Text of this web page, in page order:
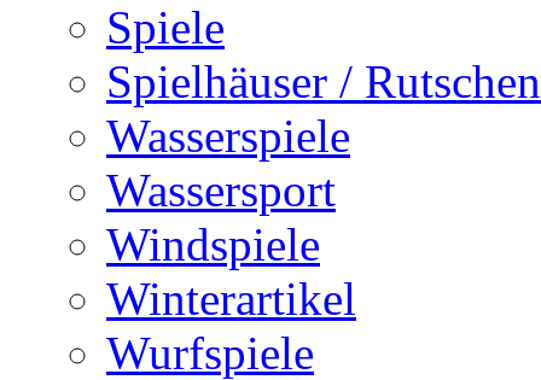
Spiele
Spielhäuser / Rutschen
Wasserspiele
Wassersport
Windspiele
Winterartikel
Wurfspiele